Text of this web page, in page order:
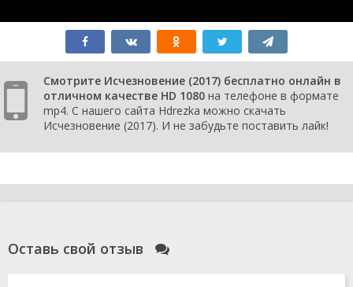
Смотрите Исчезновение (2017) бесплатно онлайн в
отличном качестве HD 1080 на телефоне в формате
mp4. С нашего сайта Hdrezka можно скачать
Исчезновение (2017). И не забудьте поставить лайк!
Оставь свой отзыв